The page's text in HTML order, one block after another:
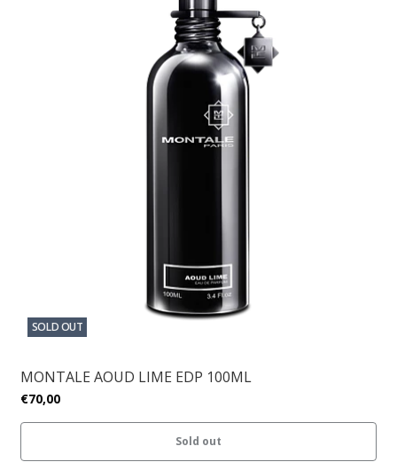
SOLD OUT
MONTALE AOUD LIME EDP 100ML
€70,00
Sold out